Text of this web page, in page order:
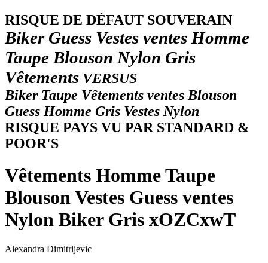
RISQUE DE DÉFAUT SOUVERAIN
Biker Guess Vestes ventes Homme
Taupe Blouson Nylon Gris
Vêtements VERSUS
Biker Taupe Vêtements ventes Blouson
Guess Homme Gris Vestes Nylon
RISQUE PAYS VU PAR STANDARD &
POOR'S
Vêtements Homme Taupe
Blouson Vestes Guess ventes
Nylon Biker Gris xOZCxwT
Alexandra Dimitrijevic